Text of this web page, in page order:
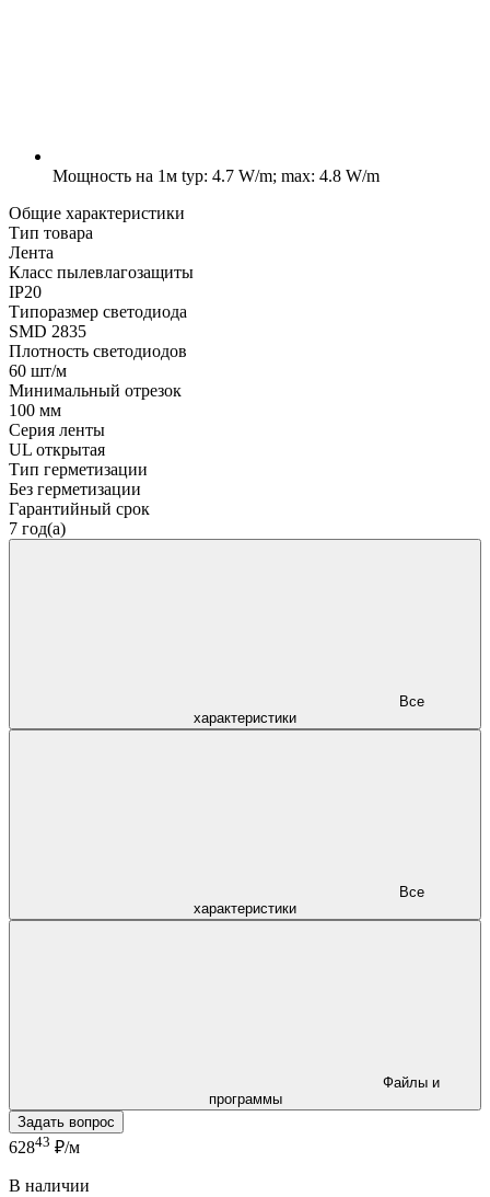
Мощность на 1м typ: 4.7 W/m; max: 4.8 W/m
Общие характеристики
Тип товара
Лента
Класс пылевлагозащиты
IP20
Типоразмер светодиода
SMD 2835
Плотность светодиодов
60 шт/м
Минимальный отрезок
100 мм
Серия ленты
UL открытая
Тип герметизации
Без герметизации
Гарантийный срок
7 год(а)
характеристики
характеристики
программы
Задать вопрос
62843 ₽/м
В наличии